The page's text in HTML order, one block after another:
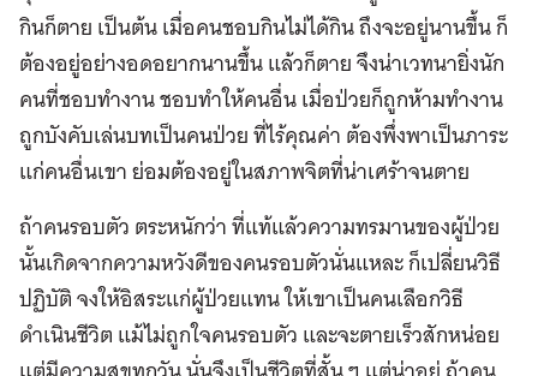
กินก็ตาย เป็นต้น เมื่อคนชอบกินไม่ได้กิน ถึงจะอยู่นานขึ้น ก็
ต้องอยู่อย่างอดอยากนานขึ้น แล้วก็ตาย จึงน่าเวทนายิ่งนัก
คนที่ชอบทำงาน ชอบทำให้คนอื่น เมื่อป่วยก็ถูกห้ามทำงาน
ถูกบังคับเล่นบทเป็นคนป่วย ที่ไร้คุณค่า ต้องพึ่งพาเป็นภาระ
แก่คนอื่นเขา ย่อมต้องอยู่ในสภาพจิตที่น่าเศร้าจนตาย
ถ้าคนรอบตัว ตระหนักว่า ที่แท้แล้วความทรมานของผู้ป่วย
นั้นเกิดจากความหวังดีของคนรอบตัวนั่นแหละ ก็เปลี่ยนวิธี
ปฏิบัติ จงให้อิสระแก่ผู้ป่วยแทน ให้เขาเป็นคนเลือกวิธี
ดำเนินชีวิต แม้ไม่ถูกใจคนรอบตัว และจะตายเร็วสักหน่อย